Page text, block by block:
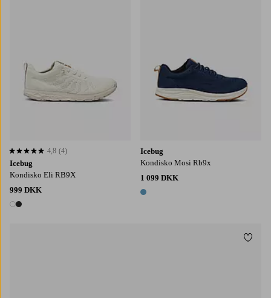
Icebug
Kondisko Eli RB9X
999 DKK
2 farver
4,8 baseret på 4 bedømmelser
4,8 (4)
Icebug
Kondisko Mosi Rb9x
1 099 DKK
1 farve